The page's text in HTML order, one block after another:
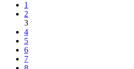
1
2
3
4
5
6
7